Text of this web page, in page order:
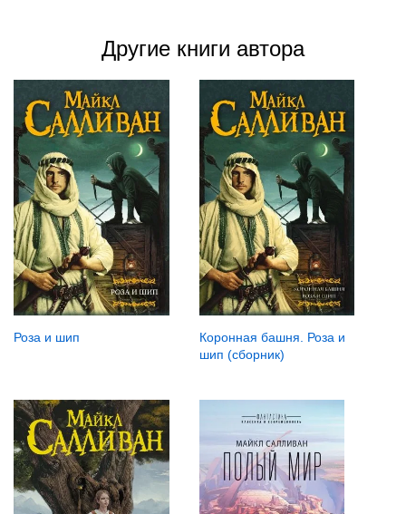
Другие книги автора
Роза и шип
Коронная башня. Роза и
шип (сборник)